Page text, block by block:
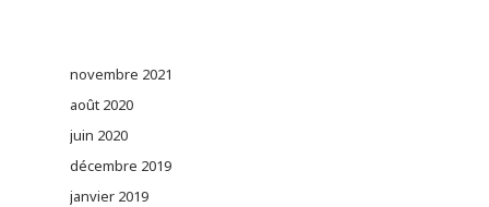
novembre 2021
août 2020
juin 2020
décembre 2019
janvier 2019